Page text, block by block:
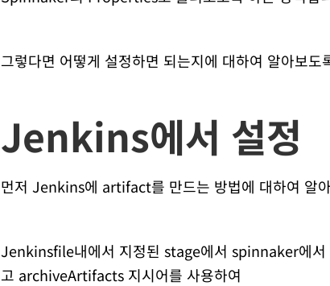
그렇다면 어떻게 설정하면 되는지에 대하여 알아보도
Jenkins에서 설정
먼저 Jenkins에 artifact를 만드는 방법에 대하여 알
Jenkinsfile내에서 지정된 stage에서 spinnaker에서
고 archiveArtifacts 지시어를 사용하여